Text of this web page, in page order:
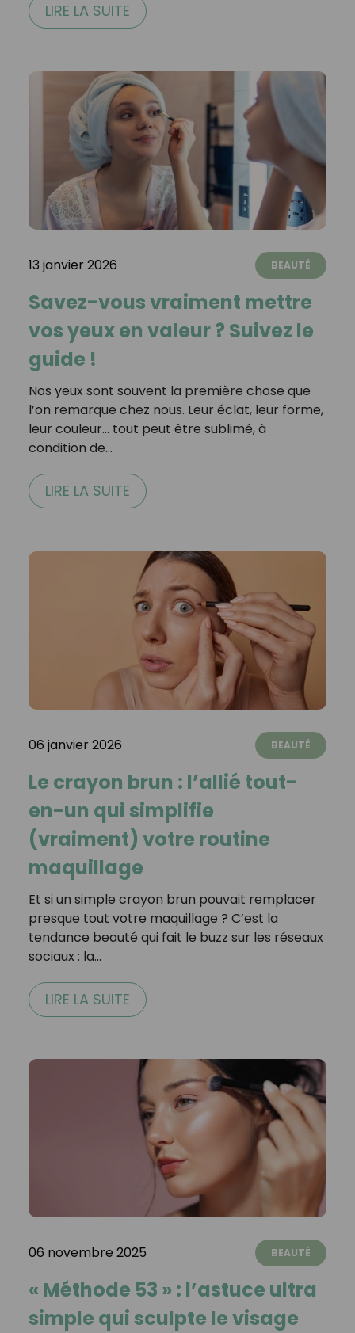
LIRE LA SUITE
13 janvier 2026 BEAUTÉ
Savez-vous vraiment mettre
vos yeux en valeur ? Suivez le
guide !
Nos yeux sont souvent la première chose que
l’on remarque chez nous. Leur éclat, leur forme,
leur couleur… tout peut être sublimé, à
condition de…
LIRE LA SUITE
06 janvier 2026 BEAUTÉ
Le crayon brun : l’allié tout-
en-un qui simplifie
(vraiment) votre routine
maquillage
Et si un simple crayon brun pouvait remplacer
presque tout votre maquillage ? C’est la
tendance beauté qui fait le buzz sur les réseaux
sociaux : la…
LIRE LA SUITE
06 novembre 2025 BEAUTÉ
« Méthode 53 » : l’astuce ultra
simple qui sculpte le visage